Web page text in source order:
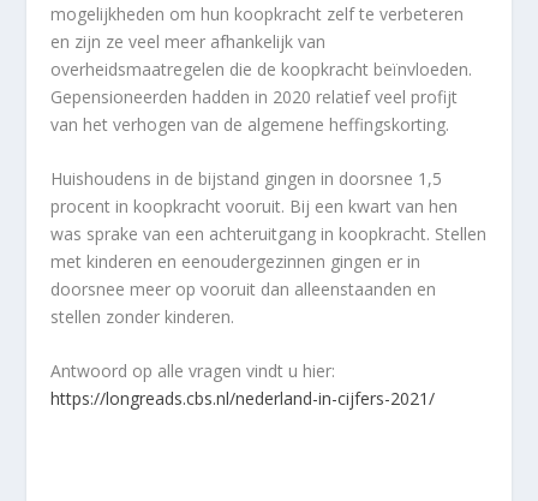
mogelijkheden om hun koopkracht zelf te verbeteren
en zijn ze veel meer afhankelijk van
overheidsmaatregelen die de koopkracht beïnvloeden.
Gepensioneerden hadden in 2020 relatief veel profijt
van het verhogen van de algemene heffingskorting.
Huishoudens in de bijstand gingen in doorsnee 1,5
procent in koopkracht vooruit. Bij een kwart van hen
was sprake van een achteruitgang in koopkracht. Stellen
met kinderen en eenoudergezinnen gingen er in
doorsnee meer op vooruit dan alleenstaanden en
stellen zonder kinderen.
Antwoord op alle vragen vindt u hier:
https://longreads.cbs.nl/nederland-in-cijfers-2021/